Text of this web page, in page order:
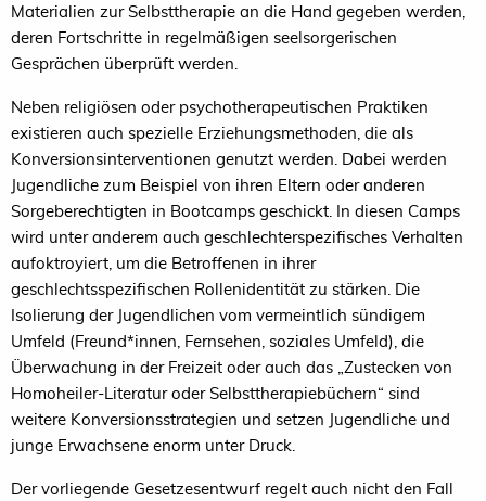
Materialien zur Selbsttherapie an die Hand gegeben werden,
deren Fortschritte in regelmäßigen seelsorgerischen
Gesprächen überprüft werden.
Neben religiösen oder psychotherapeutischen Praktiken
existieren auch spezielle Erziehungsmethoden, die als
Konversionsinterventionen genutzt werden. Dabei werden
Jugendliche zum Beispiel von ihren Eltern oder anderen
Sorgeberechtigten in Bootcamps geschickt. In diesen Camps
wird unter anderem auch geschlechterspezifisches Verhalten
aufoktroyiert, um die Betroffenen in ihrer
geschlechtsspezifischen Rollenidentität zu stärken. Die
Isolierung der Jugendlichen vom vermeintlich sündigem
Umfeld (Freund*innen, Fernsehen, soziales Umfeld), die
Überwachung in der Freizeit oder auch das „Zustecken von
Homoheiler-Literatur oder Selbsttherapiebüchern“ sind
weitere Konversionsstrategien und setzen Jugendliche und
junge Erwachsene enorm unter Druck.
Der vorliegende Gesetzesentwurf regelt auch nicht den Fall